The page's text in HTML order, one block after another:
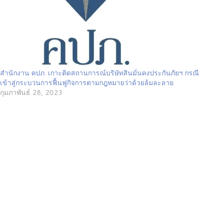
สำนักงาน คปภ. เกาะติดสถานการณ์บริษัทสินมั่นคงประกันภัยฯ กรณี
เข้าสู่กระบวนการฟื้นฟูกิจการตามกฎหมายว่าด้วยล้มละลาย
กุมภาพันธ์ 28, 2023